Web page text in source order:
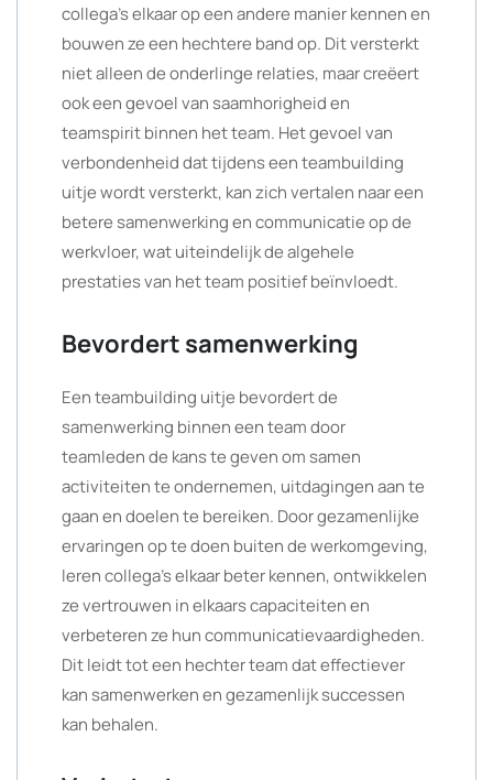
collega’s elkaar op een andere manier kennen en
bouwen ze een hechtere band op. Dit versterkt
niet alleen de onderlinge relaties, maar creëert
ook een gevoel van saamhorigheid en
teamspirit binnen het team. Het gevoel van
verbondenheid dat tijdens een teambuilding
uitje wordt versterkt, kan zich vertalen naar een
betere samenwerking en communicatie op de
werkvloer, wat uiteindelijk de algehele
prestaties van het team positief beïnvloedt.
Bevordert samenwerking
Een teambuilding uitje bevordert de
samenwerking binnen een team door
teamleden de kans te geven om samen
activiteiten te ondernemen, uitdagingen aan te
gaan en doelen te bereiken. Door gezamenlijke
ervaringen op te doen buiten de werkomgeving,
leren collega’s elkaar beter kennen, ontwikkelen
ze vertrouwen in elkaars capaciteiten en
verbeteren ze hun communicatievaardigheden.
Dit leidt tot een hechter team dat effectiever
kan samenwerken en gezamenlijk successen
kan behalen.